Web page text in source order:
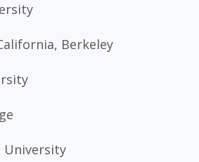
Berkeley
University